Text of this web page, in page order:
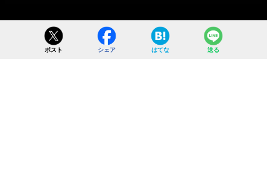
ポスト シェア はてな 送る